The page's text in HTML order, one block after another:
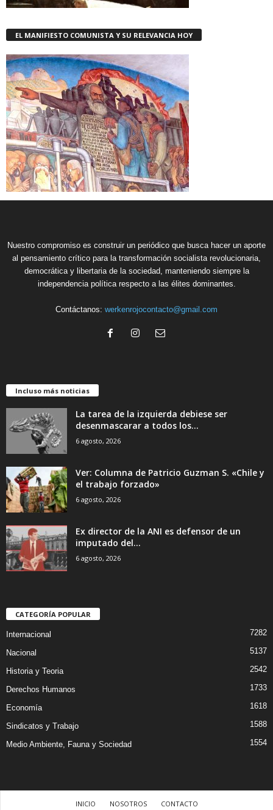
EL MANIFIESTO COMUNISTA Y SU RELEVANCIA HOY
Nuestro compromiso es construir un periódico que busca hacer un aporte
al pensamiento crítico para la transformación socialista revolucionaria,
democrática y libertaria de la sociedad, manteniendo siempre la
independencia política respecto a las élites dominantes.
Contáctanos: werkenrojocontacto@gmail.com
Incluso más noticias
La tarea de la izquierda debiese ser
desenmascarar a todos los...
6 agosto, 2026
Ver: Columna de Patricio Guzman S. «Chile y
el trabajo forzado»
6 agosto, 2026
Ex director de la ANI es defensor de un
imputado del...
6 agosto, 2026
CATEGORÍA POPULAR
Internacional 7282
Nacional 5137
Historia y Teoria 2542
Derechos Humanos 1733
Economía 1618
Sindicatos y Trabajo 1588
Medio Ambiente, Fauna y Sociedad 1554
INICIO NOSOTROS CONTACTO